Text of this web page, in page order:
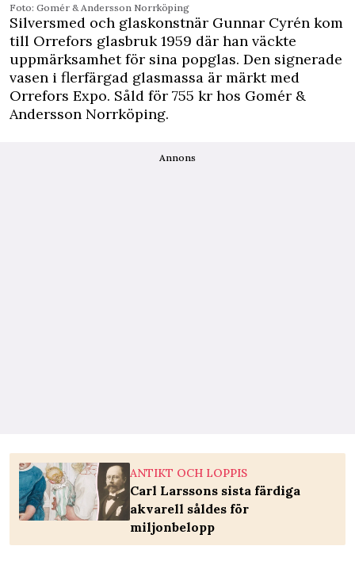
Foto: Gomér & Andersson Norrköping
Silversmed och glaskonstnär Gunnar Cyrén kom
till Orrefors glasbruk 1959 där han väckte
uppmärksamhet för sina popglas. Den signerade
vasen i flerfärgad glasmassa är märkt med
Orrefors Expo. Såld för 755 kr hos Gomér &
Andersson Norrköping.
Annons
ANTIKT OCH LOPPIS
Carl Larssons sista färdiga
akvarell såldes för
miljonbelopp